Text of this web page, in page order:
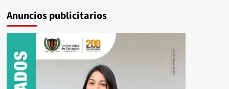
Anuncios publicitarios